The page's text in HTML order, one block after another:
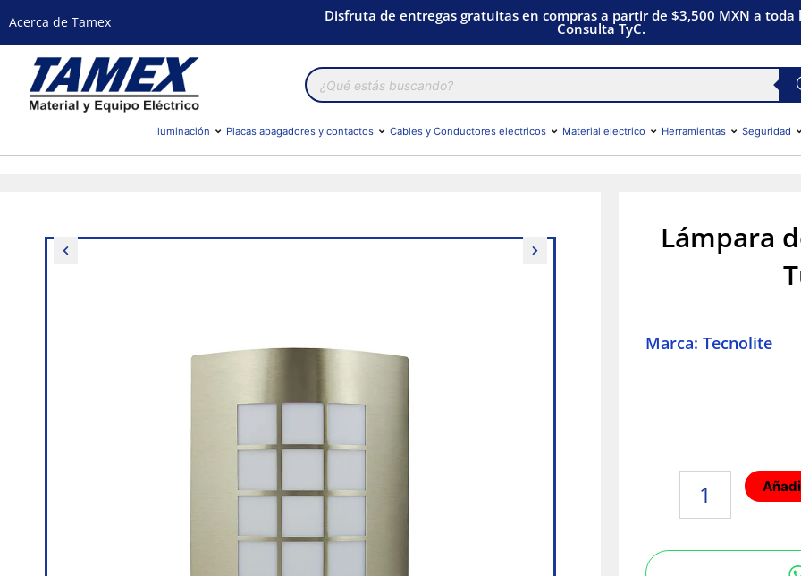
Acerca de Tamex Disfruta de entregas gratuitas en compras a partir de $3,500 MXN a toda
Consulta TyC.
Búsqueda
de
productos
Iluminación Placas apagadores y contactos Cables y Conductores electricos Material electrico Herramientas Seguridad
Lámpara
Marca: Tecnolite
exterior
15W